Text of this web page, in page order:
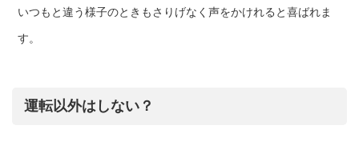
いつもと違う様子のときもさりげなく声をかけれると喜ばれま
す。
運転以外はしない？